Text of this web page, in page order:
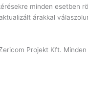
minden esetben
árakkal
Projekt Kft.